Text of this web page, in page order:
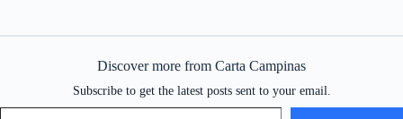
Discover more from Carta Campinas
Subscribe to get the latest posts sent to your email.
Type your email…